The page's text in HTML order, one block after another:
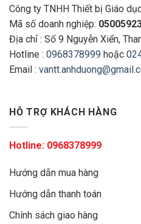
Công ty TNHH Thiết bị Giáo
Mã số doanh nghiệp:
Địa chỉ : Số 9 Nguyễn Xiển,
Hotline : 0968378999 hoặc
Email :
HỖ TRỢ KHÁCH HÀNG
Hotline: 0968378999
Hướng dẫn mua hàng
Hướng dẫn thanh toán
Chính sách giao hàng